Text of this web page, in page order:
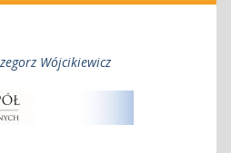
Wójcikiewicz